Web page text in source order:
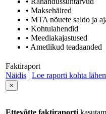
• Maksehäired
• MTA nõuete saldo ja
• Kohtulahendid
• Meediakajastused
• Ametlikud teadaanded
Faktiraport
Näidis | Loe raporti kohta
×